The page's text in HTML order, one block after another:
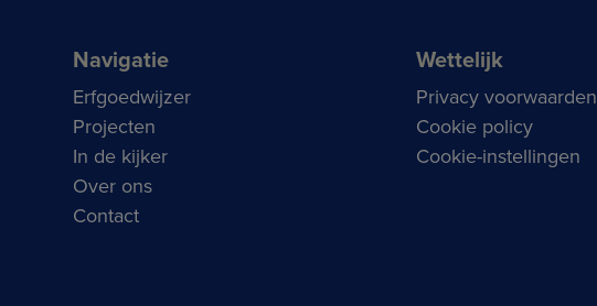
Navigatie
Erfgoedwijzer
Projecten
In de kijker
Over ons
Contact
Wettelijk
Privacy voorwaarden
Cookie policy
Cookie-instellingen